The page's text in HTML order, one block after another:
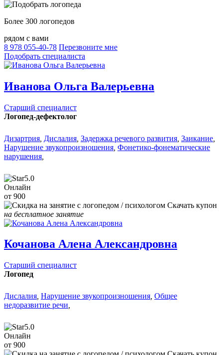
Более 300 логопедов
рядом с вами
8 978 055-40-78 Перезвоните мне
Подобрать специалиста
Иванова Ольга Валерьевна
Старший специалист
Логопед-дефектолог
Дизартрия Дислалия Задержка речевого развития Заикание
Нарушение звукопроизношения Фонетико-фонематические
нарушения
5.0
Онлайн
от 900
Скачать купон
на бесплатное занятие
Кочанова Алена Александровна
Старший специалист
Логопед
Дислалия Нарушение звукопроизношения Общее
недоразвитие речи
5.0
Онлайн
от 900